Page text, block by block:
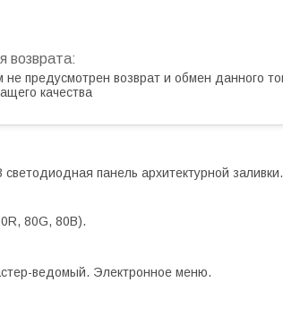
не предусмотрен возврат и обмен данного
качества
светодиодная панель архитектурной заливки.
80G, 80B).
ведомый. Электронное меню.